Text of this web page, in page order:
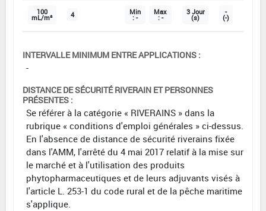
100
mL/m² 4 Min
: -
Max
: -
3 Jour
(s)
-
(-)
INTERVALLE MINIMUM ENTRE APPLICATIONS :
-
DISTANCE DE SÉCURITÉ RIVERAIN ET PERSONNES
PRÉSENTES :
Se référer à la catégorie « RIVERAINS » dans la
rubrique « conditions d'emploi générales » ci-dessus.
En l'absence de distance de sécurité riverains fixée
dans l'AMM, l'arrêté du 4 mai 2017 relatif à la mise sur
le marché et à l'utilisation des produits
phytopharmaceutiques et de leurs adjuvants visés à
l'article L. 253-1 du code rural et de la pêche maritime
s'applique.